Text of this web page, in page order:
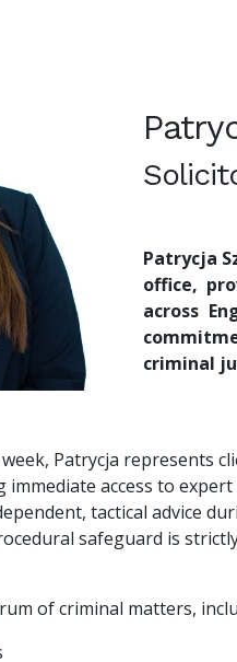
Patrycja
office,
across
criminal
Patrycja represents
immediate access to
tactical advice
safeguard is
of criminal matters,